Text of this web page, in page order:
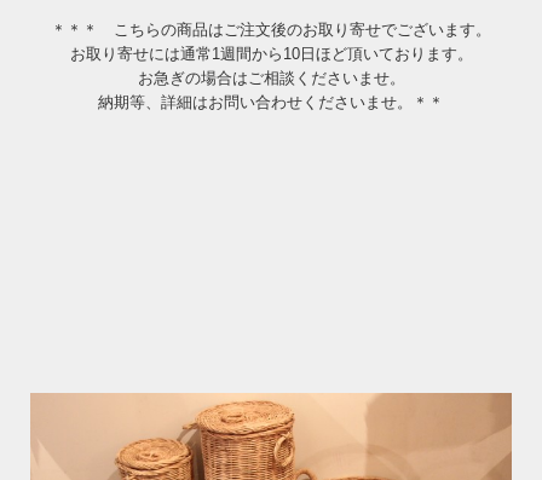
＊＊＊ こちらの商品はご注文後のお取り寄せでございます。
お取り寄せには通常1週間から10日ほど頂いております。
お急ぎの場合はご相談くださいませ。
納期等、詳細はお問い合わせくださいませ。＊＊